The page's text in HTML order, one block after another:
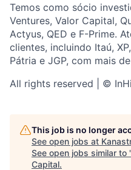
Temos como sócio
Ventures, Valor Capital,
Actyus, QED e F-Prime.
clientes, incluindo Itaú,
Pátria e JGP, com mais
All rights reserved | ©
This job is no longer
See open jobs at
See open jobs similar to
Capital.